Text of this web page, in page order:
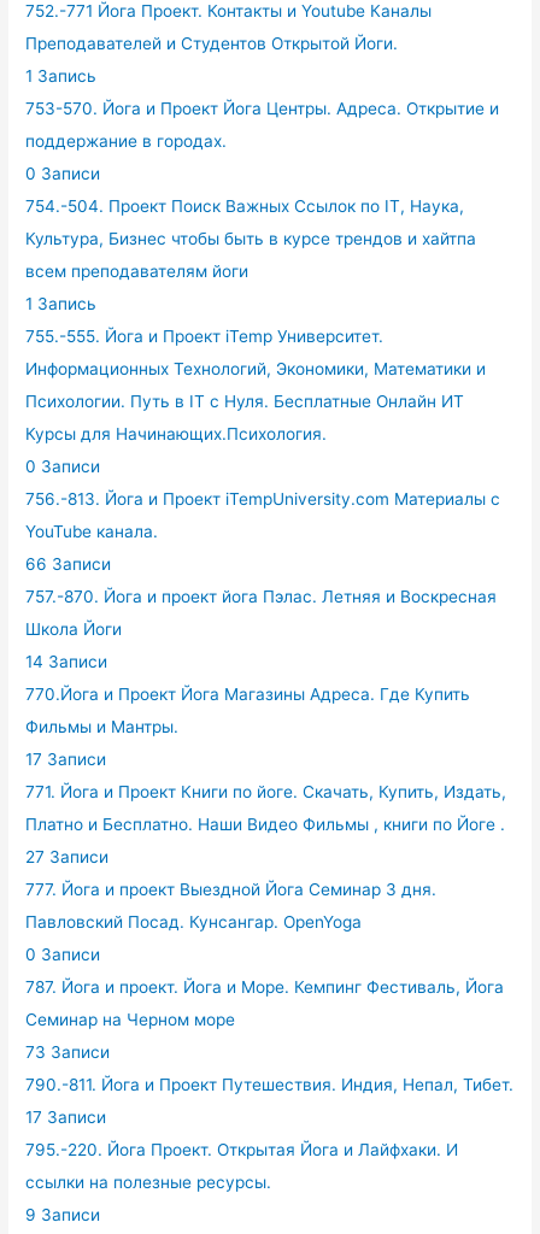
752.-771 Йога Проект. Контакты и Youtube Каналы
Преподавателей и Студентов Открытой Йоги.
1 Запись
753-570. Йога и Проект Йога Центры. Адреса. Открытие и
поддержание в городах.
0 Записи
754.-504. Проект Поиск Важных Ссылок по IT, Наука,
Культура, Бизнес чтобы быть в курсе трендов и хайтпа
всем преподавателям йоги
1 Запись
755.-555. Йога и Проект iTemp Университет.
Информационных Технологий, Экономики, Математики и
Психологии. Путь в IT с Нуля. Бесплатные Онлайн ИТ
Курсы для Начинающих.Психология.
0 Записи
756.-813. Йога и Проект iTempUniversity.com Материалы с
YouTube канала.
66 Записи
757.-870. Йога и проект йога Пэлас. Летняя и Воскресная
Школа Йоги
14 Записи
770.Йога и Проект Йога Магазины Адреса. Где Купить
Фильмы и Мантры.
17 Записи
771. Йога и Проект Книги по йоге. Скачать, Купить, Издать,
Платно и Бесплатно. Наши Видео Фильмы , книги по Йоге .
27 Записи
777. Йога и проект Выездной Йога Семинар 3 дня.
Павловский Посад. Кунсангар. OpenYoga
0 Записи
787. Йога и проект. Йога и Море. Кемпинг Фестиваль, Йога
Семинар на Черном море
73 Записи
790.-811. Йога и Проект Путешествия. Индия, Непал, Тибет.
17 Записи
795.-220. Йога Проект. Открытая Йога и Лайфхаки. И
ссылки на полезные ресурсы.
9 Записи